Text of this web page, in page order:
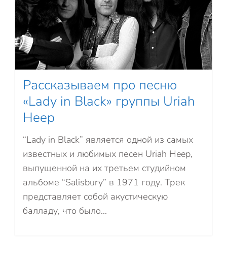
Рассказываем про песню
«Lady in Black» группы Uriah
Heep
“Lady in Black” является одной из самых
известных и любимых песен Uriah Heep,
выпущенной на их третьем студийном
альбоме “Salisbury” в 1971 году. Трек
представляет собой акустическую
балладу, что было...